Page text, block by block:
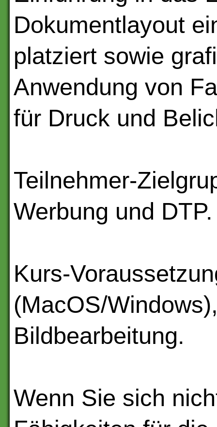
Dokumentlayout
platziert sowie
Anwendung von
für Druck und
Teilnehmer-
Werbung und DTP.
Kurs-
(MacOS/
Bildbearbeitung.
Wenn Sie sich